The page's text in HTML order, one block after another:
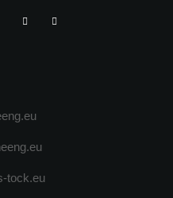
tock.eu